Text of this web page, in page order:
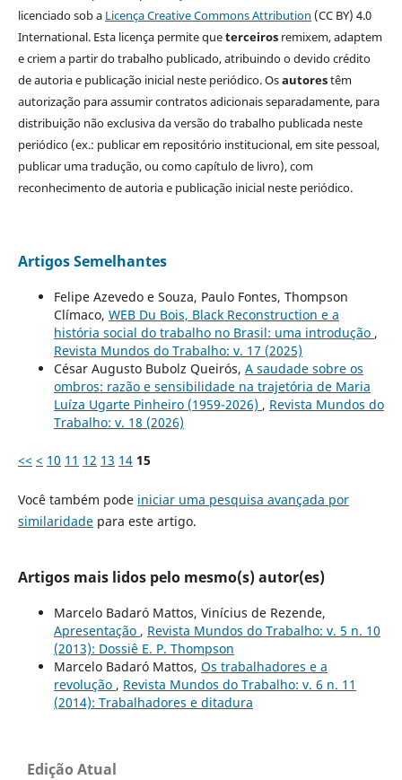
licenciado sob a Licença Creative Commons Attribution (CC BY) 4.0
International. Esta licença permite queterceirosremixem, adaptem
e criem a partir do trabalho publicado, atribuindo o devido crédito
de autoria e publicação inicial neste periódico. Osautorestêm
autorização para assumir contratos adicionais separadamente, para
distribuição não exclusiva da versão do trabalho publicada neste
periódico (ex.: publicar em repositório institucional, em site pessoal,
publicar uma tradução, ou como capítulo de livro), com
reconhecimento de autoria e publicação inicial neste periódico.
Artigos Semelhantes
Felipe Azevedo e Souza, Paulo Fontes, Thompson
Clímaco, WEB Du Bois, Black Reconstruction e a
história social do trabalho no Brasil: uma introdução ,
Revista Mundos do Trabalho: v. 17 (2025)
César Augusto Bubolz Queirós, A saudade sobre os
ombros: razão e sensibilidade na trajetória de Maria
Luíza Ugarte Pinheiro (1959-2026) , Revista Mundos do
Trabalho: v. 18 (2026)
<< < 10 11 12 13 14 15
Você também pode iniciar uma pesquisa avançada por
similaridadepara este artigo.
Artigos mais lidos pelo mesmo(s) autor(es)
Marcelo Badaró Mattos, Vinícius de Rezende,
Apresentação , Revista Mundos do Trabalho: v. 5 n. 10
(2013): Dossiê E. P. Thompson
Marcelo Badaró Mattos, Os trabalhadores e a
revolução , Revista Mundos do Trabalho: v. 6 n. 11
(2014): Trabalhadores e ditadura
Edição Atual